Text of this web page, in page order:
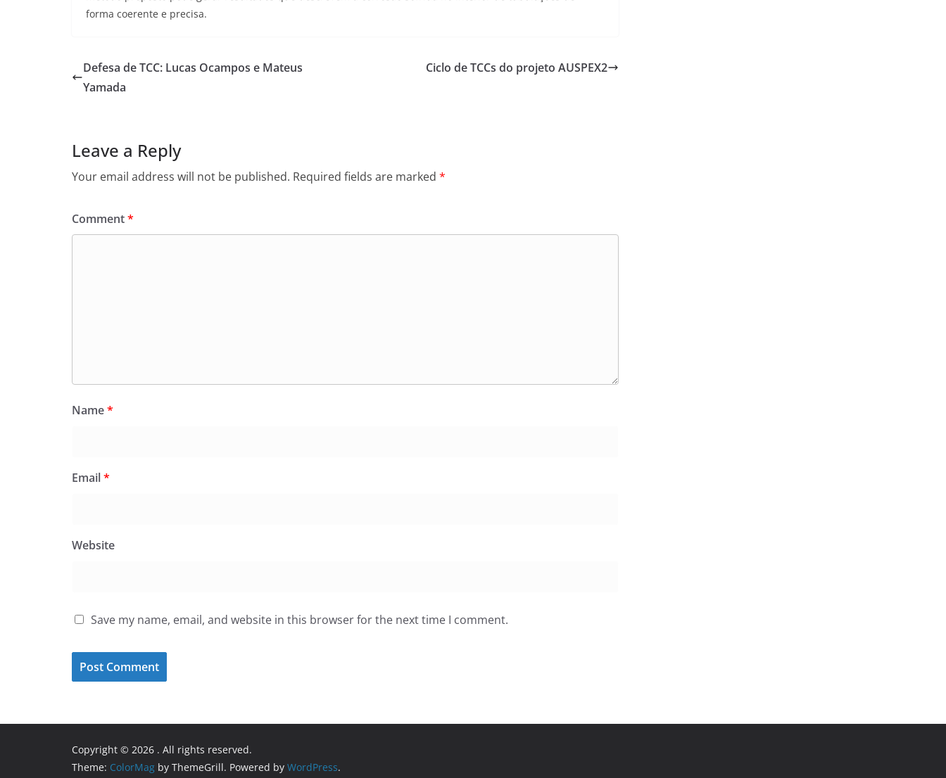
forma coerente e precisa.
Defesa de TCC: Lucas Ocampos e Mateus
Yamada
Ciclo de TCCs do projeto AUSPEX2
Leave a Reply
Your email address will not be published. Required fields are marked *
Comment*
Name*
Email*
Website
Save my name, email, and website in this browser for the next time I comment.
Copyright © 2026 . All rights reserved.
Theme: ColorMag by ThemeGrill. Powered by WordPress.